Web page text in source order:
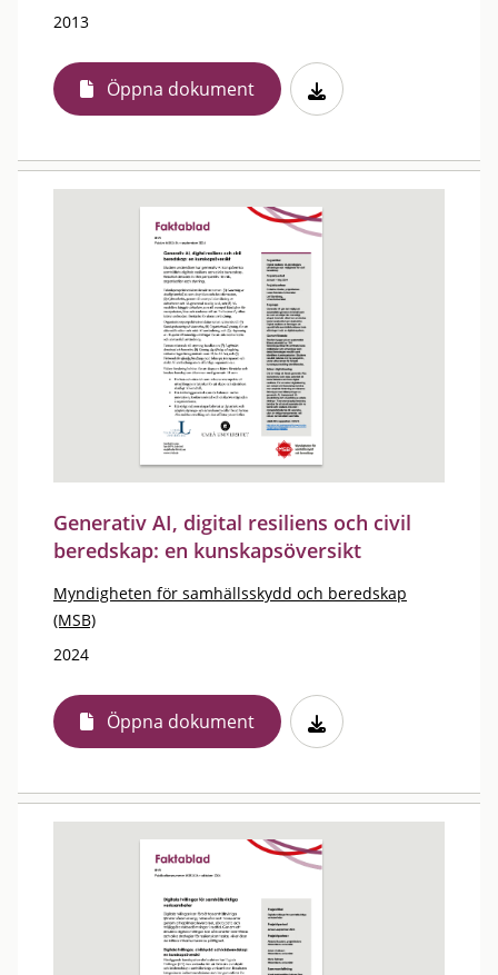
2013
Öppna dokument
Generativ AI, digital resiliens och civil
beredskap: en kunskapsöversikt
Myndigheten för samhällsskydd och beredskap
(MSB)
2024
Öppna dokument